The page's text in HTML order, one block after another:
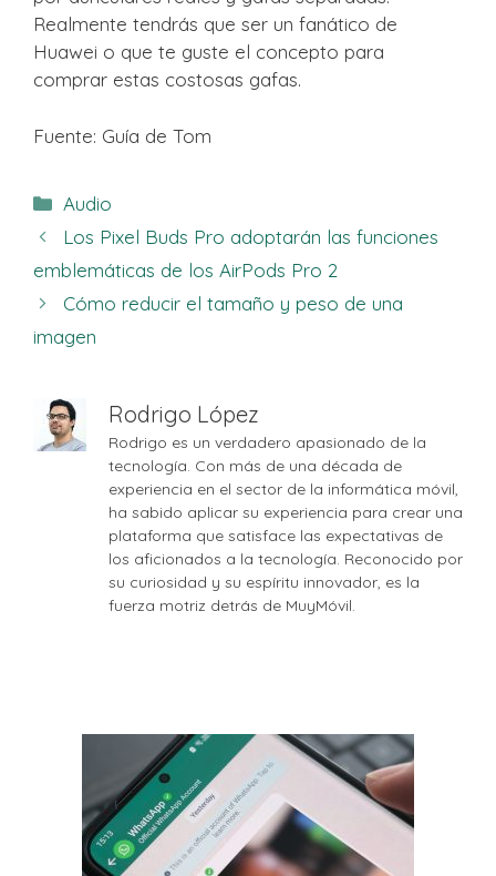
Realmente tendrás que ser un fanático de
Huawei o que te guste el concepto para
comprar estas costosas gafas.
Fuente: Guía de Tom
Categorías
Audio
Los Pixel Buds Pro adoptarán las funciones
emblemáticas de los AirPods Pro 2
Cómo reducir el tamaño y peso de una
imagen
Rodrigo López
Rodrigo es un verdadero apasionado de la
tecnología. Con más de una década de
experiencia en el sector de la informática móvil,
ha sabido aplicar su experiencia para crear una
plataforma que satisface las expectativas de
los aficionados a la tecnología. Reconocido por
su curiosidad y su espíritu innovador, es la
fuerza motriz detrás de MuyMóvil.